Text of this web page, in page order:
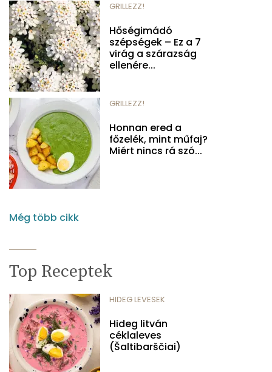
GRILLEZZ!
Hőségimádó
szépségek – Ez a 7
virág a szárazság
ellenére...
GRILLEZZ!
Honnan ered a
főzelék, mint műfaj?
Miért nincs rá szó...
Még több cikk
Top Receptek
HIDEG LEVESEK
Hideg litván
céklaleves
(Šaltibarščiai)